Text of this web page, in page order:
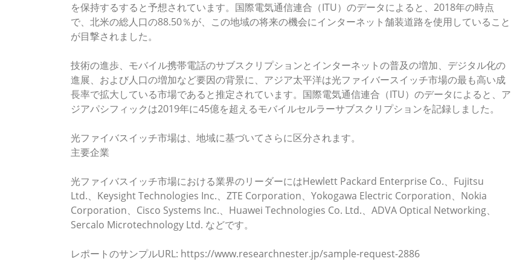
を保持するすると予想されています。国際電気通信連合（ITU）のデータによると、2018年の時点
で、北米の総人口の88.50％が、この地域の将来の機会にインターネット舗装道路を使用していること
が目撃されました。
技術の進歩、モバイル携帯電話のサブスクリプションとインターネットの普及の増加、デジタル化の
進展、および人口の増加など要因の背景に、アジア太平洋は光ファイバースイッチ市場の最も高い成
長率で拡大している市場であると推定されています。国際電気通信連合（ITU）のデータによると、ア
ジアパシフィックは2019年に45億を超えるモバイルセルラーサブスクリプションを記録しました。
光ファイバスイッチ市場は、地域に基づいてさらに区分されます。
主要企業
光ファイバスイッチ市場における業界のリーダーにはHewlett Packard Enterprise Co.、Fujitsu
Ltd.、Keysight Technologies Inc.、ZTE Corporation、Yokogawa Electric Corporation、Nokia
Corporation、Cisco Systems Inc.、Huawei Technologies Co. Ltd.、ADVA Optical Networking、
Sercalo Microtechnology Ltd. などです。
レポートのサンプルURL: https://www.researchnester.jp/sample-request-2886